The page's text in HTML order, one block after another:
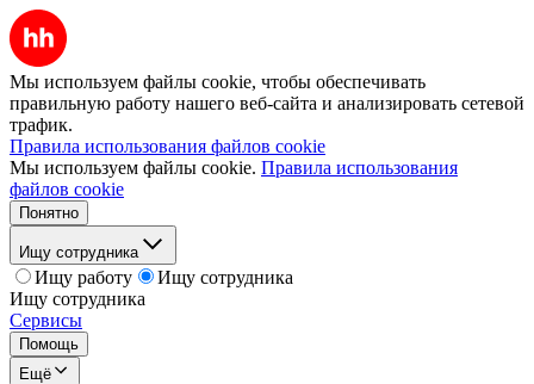
Мы используем файлы cookie, чтобы обеспечивать
правильную работу нашего веб-сайта и анализировать сетевой
трафик.
Правила использования файлов cookie
Мы используем файлы cookie. Правила использования
файлов cookie
Понятно
Ищу сотрудника
Ищу работу
Ищу сотрудника
Ищу сотрудника
Сервисы
Помощь
Ещё